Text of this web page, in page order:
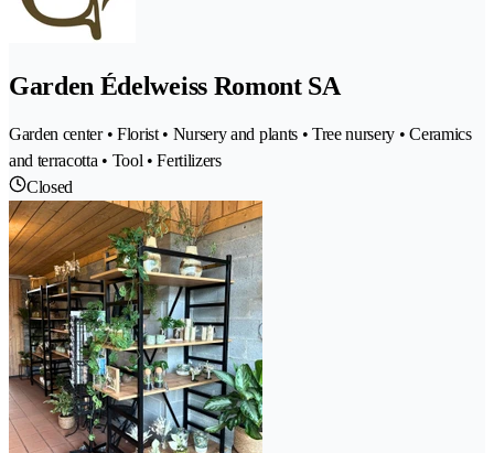
Garden Édelweiss Romont SA
Garden center • Florist • Nursery and plants • Tree nursery • Ceramics
and terracotta • Tool • Fertilizers
Closed